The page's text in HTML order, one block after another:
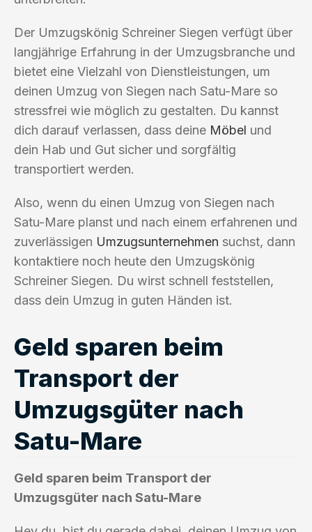
Der Umzugskönig Schreiner Siegen verfügt über
langjährige Erfahrung in der Umzugsbranche und
bietet eine Vielzahl von Dienstleistungen, um
deinen Umzug von Siegen nach Satu-Mare so
stressfrei wie möglich zu gestalten. Du kannst
dich darauf verlassen, dass deine Möbel und
dein Hab und Gut sicher und sorgfältig
transportiert werden.
Also, wenn du einen Umzug von Siegen nach
Satu-Mare planst und nach einem erfahrenen und
zuverlässigen Umzugsunternehmen suchst, dann
kontaktiere noch heute den Umzugskönig
Schreiner Siegen. Du wirst schnell feststellen,
dass dein Umzug in guten Händen ist.
Geld sparen beim
Transport der
Umzugsgüter nach
Satu-Mare
Geld sparen beim Transport der
Umzugsgüter nach Satu-Mare